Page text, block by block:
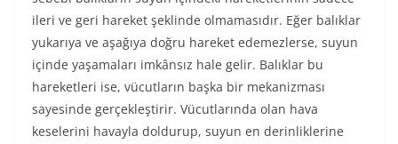
ileri ve geri hareket şeklinde olmamasıdır. Eğer balıklar
yukarıya ve aşağıya doğru hareket edemezlerse, suyun
içinde yaşamaları imkânsız hale gelir. Balıklar bu
hareketleri ise, vücutların başka bir mekanizması
sayesinde gerçekleştirir. Vücutlarında olan hava
keselerini havayla doldurup, suyun en derinliklerine